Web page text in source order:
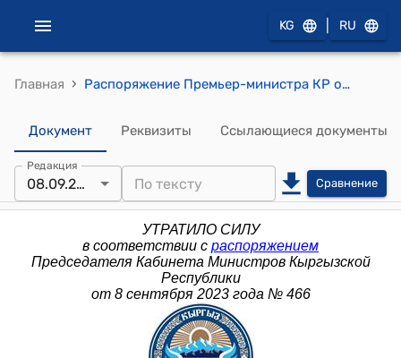
KG RU
Главная › Распоряжение Премьер-министра КР от 23 октября 2013 года № 491 (Об образовании межведомственной комиссии по разработке Программы развития физической культуры и спорта в Кыргызской Республике)
Документ Реквизиты Ссылающиеся документы
Редакция
08.09.2023 Сравнение